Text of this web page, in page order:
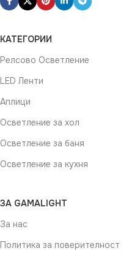
КАТЕГОРИИ
Релсово Осветление
LED Ленти
Аплици
Осветление за хол
Осветление за баня
Осветление за кухня
ЗА GAMALIGHT
За нас
Политика за поверителност